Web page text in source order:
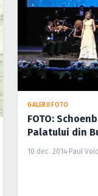
GALERII FOTO
FOTO:
Palatului din
10 dec. 2014·Paul